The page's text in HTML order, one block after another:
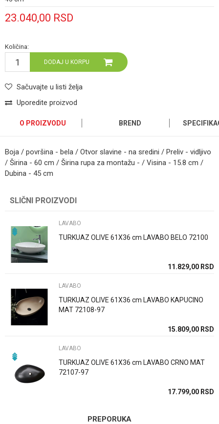
23.040,00 RSD
Količina:
DODAJ U KORPU
Sačuvajte u listi želja
Uporedite proizvod
O PROIZVODU BREND
Boja / površina - bela / Otvor slavine - na sredini / Preliv - vidljivo
/ Širina - 60 cm / Širina rupa za montažu - / Visina - 15.8 cm /
Dubina - 45 cm
Poruka
Brend
Način ugradnje/Tip
Dimenzija
Boja
SLIČNI PROIZVODI
LAVABO
TURKUAZ OLIVE 61X36 cm LAVABO BELO 72100
11.829,00 RSD
LAVABO
TURKUAZ OLIVE 61X36 cm LAVABO KAPUCINO
MAT 72108-97
15.809,00 RSD
LAVABO
TURKUAZ OLIVE 61X36 cm LAVABO CRNO MAT
72107-97
17.799,00 RSD
PREPORUKA